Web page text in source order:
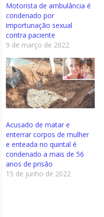
Motorista de ambulância é
condenado por
importunação sexual
contra paciente
9 de março de 2022
Acusado de matar e
enterrar corpos de mulher
e enteada no quintal é
condenado a mais de 56
anos de prisão
15 de junho de 2022